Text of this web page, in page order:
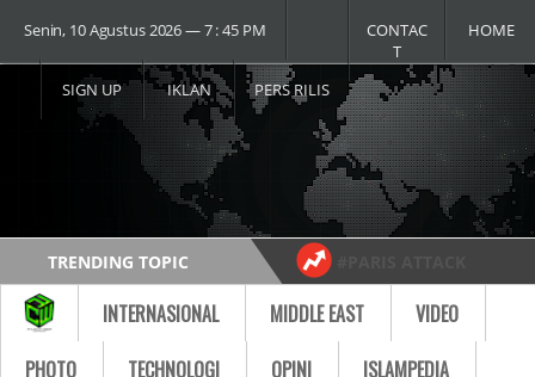
Senin, 10 Agustus 2026 ― 7 : 45 PM HOME
CONTAC
T
PERS RILIS
IKLAN
SIGN UP
TRENDING TOPIC
#USA vs RUSSIA #MOST VIDEO
Follow
INTERNASIONAL MIDDLE EAST
VIDEO
PHOTO
TECHNOLOGI OPINI
ISLAMPEDIA